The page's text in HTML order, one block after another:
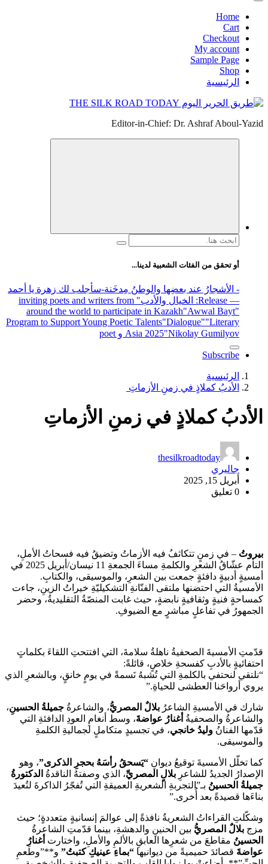
Home
Cart
Checkout
My account
Sample Page
Shop
الرئيسية
Editor-in-Chief: Dr. Ashraf Aboul-Yazid
البحث
أو تحقق من الفئات الشعبية لدينا...
- الأشجارُ عند بعضِها والوطنُ مِدخَنة-سأجلب لك زهرة يا أحمد
— Release
: الخيال والأدب
" inviting poets and writers from
around the world to participate in Kazakh"Awwal Bayt"
Program to Support Young Poetic Talents"Dialogue""Literary
Asia 2025"Nikolay Gumilyov و poet
Subscribe
الرئيسية
الأدبُ كملاذٍ في زمنِ الأزماتِ
الأدبُ كملاذٍ في زمنِ الأزماتِ
thesilkroadtoday
جاليري
أبريل 15, 2025
0 تعليق
بيروتُ – في زمنٍ تتكاثفُ فيه الأزماتُ وتضيقُ فيه فسحاتُ الأملِ،
التأم عشّاقُ الشعرِ والكلمةِ مساءَ الجمعةِ 11 نيسان/أبريل 2025 في
أمسيةٍ أدبيةٍ دافئةٍ جمعت بين الشعرِ، والموسيقى، والكتابِ.
الأمسيةُ التي احتضنها ملتقى الفنّانةِ التشكيليّةِ خيراتُ الزينِ، جاءت
كمساحةٍ فنيةٍ وثقافيةٍ نابضةٍ، حيث غابت المنصّةُ التقليديةُ، وحضر
الجمهورُ في تفاعلٍ مباشرٍ مع الضيوفِ.
قدّمتِ الأمسيةَ الصحفيةُ ناهلةُ سلامةَ، التي افتتحتِ اللقاءَ بكلماتٍ
احتفائيةٍ بالأدبِ كفسحةِ خلاصٍ، قائلةً:
“نلتقي لنحتفي بالكلمةِ التي تُشبهُ نَسمةً في يومٍ خانقٍ، وبالشعرِ الذي
يروي أرواحَنا العطشى للحياةِ.”
شارك في الأمسيةِ الشاعرُ بلالٌ المصريُّ، والشاعرةُ جميلةُ الحسينِ،
والشاعرةُ والصحفيةُ أغنارُ عواضةَ، وسط أنغامِ العودِ الدافئةِ التي
قدّمها الفنانُ وليدُ خانجي، في تجسيدٍ متكاملٍ لجماليةِ الكلمةِ
والموسيقى.
كما تخلّل الأمسيةَ توقيعُ ديوانِ “يَسحقُ رأسَهُ بحجرِ الذكرى”، وهو
الإصدارُ الجديدُ للشاعرِ بلالٍ المصريِّ، الذي وصفتهُ الناقدةُ الدكتورةُ
جميلةُ الحسينُ بـ”التجربةِ الشعريةِ العميقةِ التي تُفجّرُ الذاكرةَ لتُعيدَ
بناءَها قصيدةً بعد أُخرى.”
وشكّلتِ القراءاتُ الشعريةُ نافذةً إلى عوالمَ إنسانيةٍ متعددةٍ؛ حيث
مزج بلالٌ المصريُّ بين الحنينِ والدهشةِ، بينما قدّمتِ الشاعرةُ
الحسينُ مقاطعَ من شعرِها العابقِ بالألمِ والأملِ، واختارت أغنارُ
عواضةَ قصائدَ حميميةً من ديوانيها “بماءِ عينيكِ كتبتُ” و**”وطَعمِ